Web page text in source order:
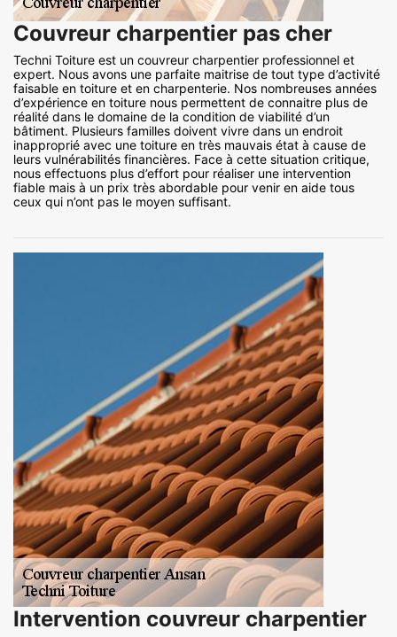
Couvreur charpentier pas cher
Techni Toiture est un couvreur charpentier professionnel et
expert. Nous avons une parfaite maitrise de tout type d’activité
faisable en toiture et en charpenterie. Nos nombreuses années
d’expérience en toiture nous permettent de connaitre plus de
réalité dans le domaine de la condition de viabilité d’un
bâtiment. Plusieurs familles doivent vivre dans un endroit
inapproprié avec une toiture en très mauvais état à cause de
leurs vulnérabilités financières. Face à cette situation critique,
nous effectuons plus d’effort pour réaliser une intervention
fiable mais à un prix très abordable pour venir en aide tous
ceux qui n’ont pas le moyen suffisant.
Intervention couvreur charpentier